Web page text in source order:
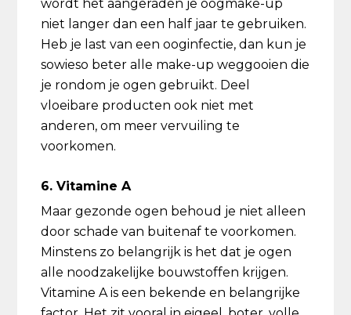
wordt het aangeraden je oogmake-up
niet langer dan een half jaar te gebruiken.
Heb je last van een ooginfectie, dan kun je
sowieso beter alle make-up weggooien die
je rondom je ogen gebruikt. Deel
vloeibare producten ook niet met
anderen, om meer vervuiling te
voorkomen.
6. Vitamine A
Maar gezonde ogen behoud je niet alleen
door schade van buitenaf te voorkomen.
Minstens zo belangrijk is het dat je ogen
alle noodzakelijke bouwstoffen krijgen.
Vitamine A is een bekende en belangrijke